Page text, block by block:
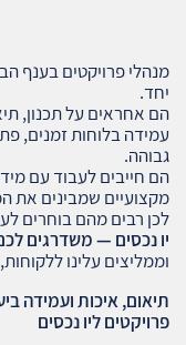
מנהלי פרויקטים בענף
יחד.
הם אחראים על תכנון,
עמידה בלוחות זמנים,
גבוהה.
הם חייבים לעבוד עם
מקצועיים שמבינים את
לכן רבים מהם בוחרים
יו נכסים — משדרגים
וממליצים עלינו
תיאום, איכות ועמידה
פרויקטים ליו נכסים